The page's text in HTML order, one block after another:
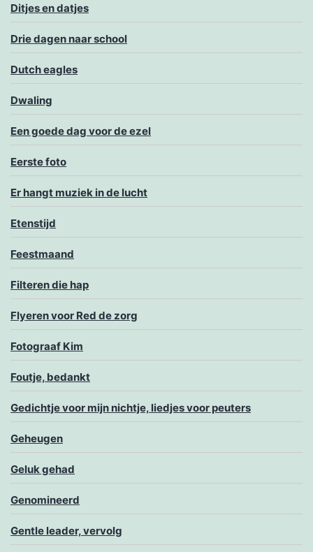
Ditjes en datjes
Drie dagen naar school
Dutch eagles
Dwaling
Een goede dag voor de ezel
Eerste foto
Er hangt muziek in de lucht
Etenstijd
Feestmaand
Filteren die hap
Flyeren voor Red de zorg
Fotograaf Kim
Foutje, bedankt
Gedichtje voor mijn nichtje, liedjes voor peuters
Geheugen
Geluk gehad
Genomineerd
Gentle leader, vervolg